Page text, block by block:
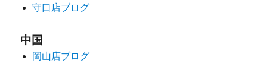
守口店ブログ
中国
岡山店ブログ